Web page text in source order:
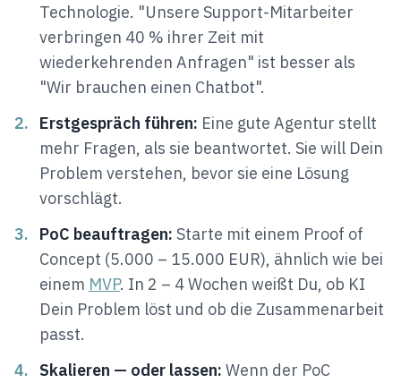
Technologie. "Unsere Support-Mitarbeiter
verbringen 40 % ihrer Zeit mit
wiederkehrenden Anfragen" ist besser als
"Wir brauchen einen Chatbot".
2.
Erstgespräch führen: Eine gute Agentur stellt
mehr Fragen, als sie beantwortet. Sie will Dein
Problem verstehen, bevor sie eine Lösung
vorschlägt.
3.
PoC beauftragen: Starte mit einem Proof of
Concept (5.000 – 15.000 EUR), ähnlich wie bei
einem MVP. In 2 – 4 Wochen weißt Du, ob KI
Dein Problem löst und ob die Zusammenarbeit
passt.
4.
Skalieren — oder lassen: Wenn der PoC